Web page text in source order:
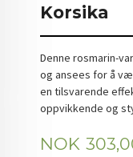
Korsika
Denne rosmarin-
og ansees for å
en tilsvarende
oppvikkende og
Pris
NOK